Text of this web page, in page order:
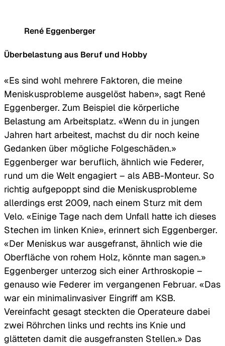
René Eggenberger
Überbelastung aus Beruf und Hobby
«Es sind wohl mehrere Faktoren, die meine
Meniskusprobleme ausgelöst haben», sagt René
Eggenberger. Zum Beispiel die körperliche
Belastung am Arbeitsplatz. «Wenn du in jungen
Jahren hart arbeitest, machst du dir noch keine
Gedanken über mögliche Folgeschäden.»
Eggenberger war beruflich, ähnlich wie Federer,
rund um die Welt engagiert – als ABB-Monteur. So
richtig aufgepoppt sind die Meniskusprobleme
allerdings erst 2009, nach einem Sturz mit dem
Velo. «Einige Tage nach dem Unfall hatte ich dieses
Stechen im linken Knie», erinnert sich Eggenberger.
«Der Meniskus war ausgefranst, ähnlich wie die
Oberfläche von rohem Holz, könnte man sagen.»
Eggenberger unterzog sich einer Arthroskopie –
genauso wie Federer im vergangenen Februar. «Das
war ein minimalinvasiver Eingriff am KSB.
Vereinfacht gesagt steckten die Operateure dabei
zwei Röhrchen links und rechts ins Knie und
glätteten damit die ausgefransten Stellen.» Das